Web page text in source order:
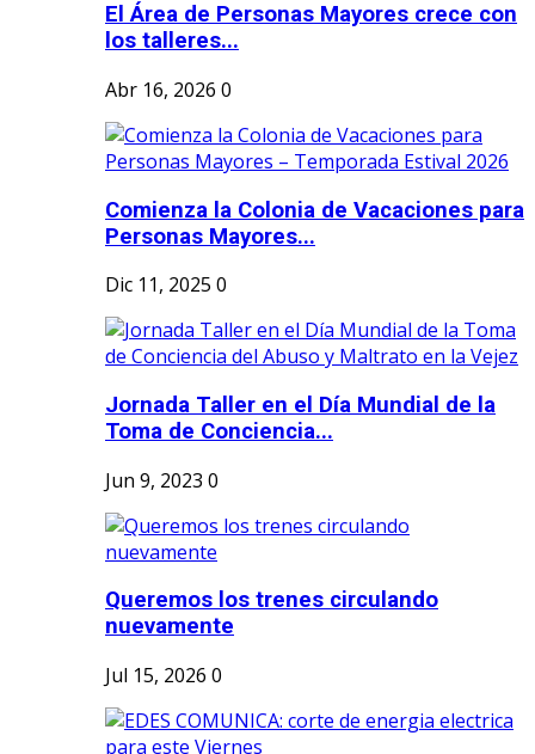
El Área de Personas Mayores crece con
los talleres...
Abr 16, 2026 0
Comienza la Colonia de Vacaciones para
Personas Mayores...
Dic 11, 2025 0
Jornada Taller en el Día Mundial de la
Toma de Conciencia...
Jun 9, 2023 0
Queremos los trenes circulando
nuevamente
Jul 15, 2026 0